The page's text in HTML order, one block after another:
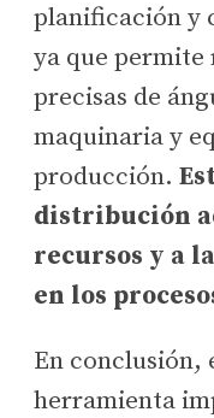
planificación y
ya que permite
precisas de
maquinaria y
producción.
distribución
recursos y a
en los
En conclusión,
herramienta